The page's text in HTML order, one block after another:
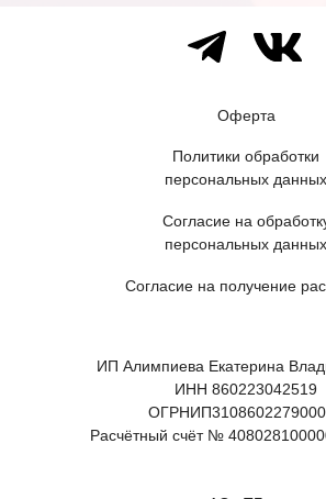
Политики обработки
персональных данных
Согласие на
персональных данных
Согласие на получение
ИП Алимпиева Екатерина
ИНН 860223042519
Расчётный счёт №
Оферта